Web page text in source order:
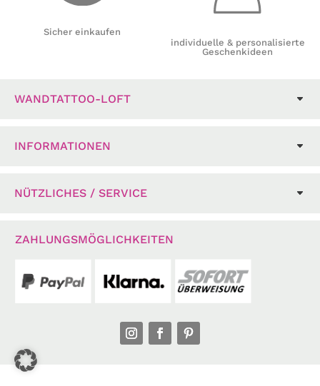
Sicher einkaufen
individuelle & personalisierte
Geschenkideen
WANDTATTOO-LOFT
INFORMATIONEN
NÜTZLICHES / SERVICE
ZAHLUNGSMÖGLICHKEITEN